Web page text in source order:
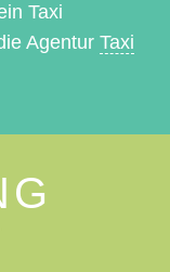
Taxi
AgenturTaxi